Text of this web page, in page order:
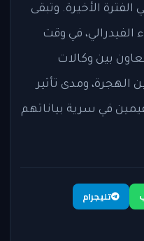
الأخيرة. وتبقى
الفيدرالي، في وقت
بين وكالات
الهجرة، ومدى تأثير
في سرية بياناتهم
تليجرام